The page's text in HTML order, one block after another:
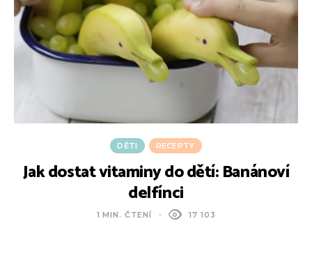
DĚTI RECEPTY
Jak dostat vitaminy do dětí: Banánoví
delfínci
1 MIN. ČTENÍ 17 103